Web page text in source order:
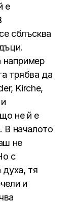
е
сблъсква
например
трябва да
Kirche,
не й е
В началото
не
с
духа, тя
и